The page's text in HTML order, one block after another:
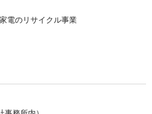
電のリサイクル事業